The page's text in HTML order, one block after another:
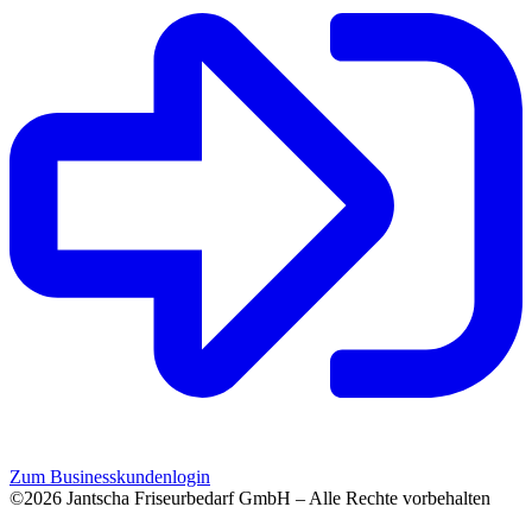
Zum Businesskundenlogin
©2026 Jantscha Friseurbedarf GmbH – Alle Rechte vorbehalten